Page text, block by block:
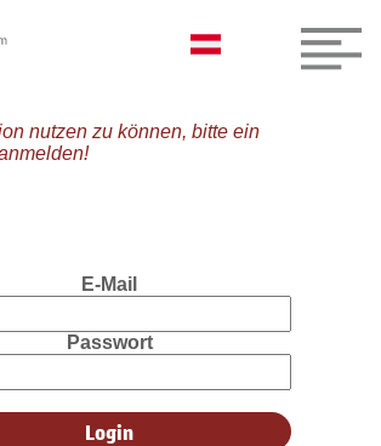
nutzen zu können, bitte ein
E-Mail
Passwort